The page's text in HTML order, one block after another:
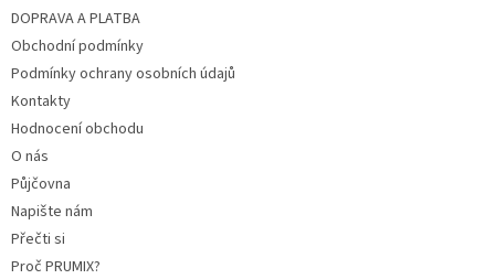
DOPRAVA A PLATBA
Obchodní podmínky
Podmínky ochrany osobních údajů
Kontakty
Hodnocení obchodu
O nás
Půjčovna
Napište nám
Přečti si
Proč PRUMIX?